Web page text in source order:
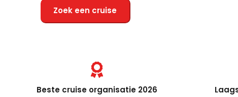
Zoek een cruise
Beste cruise organisatie 2026